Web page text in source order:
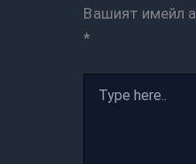
Вашият имейл
*
here..